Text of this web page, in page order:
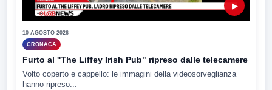
▶
10 AGOSTO 2026
CRONACA
Furto al ''The Liffey Irish Pub" ripreso dalle telecamere
Volto coperto e cappello: le immagini della videosorveglianza
hanno ripreso...